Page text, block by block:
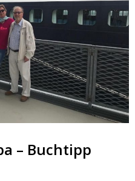
– Buchtipp